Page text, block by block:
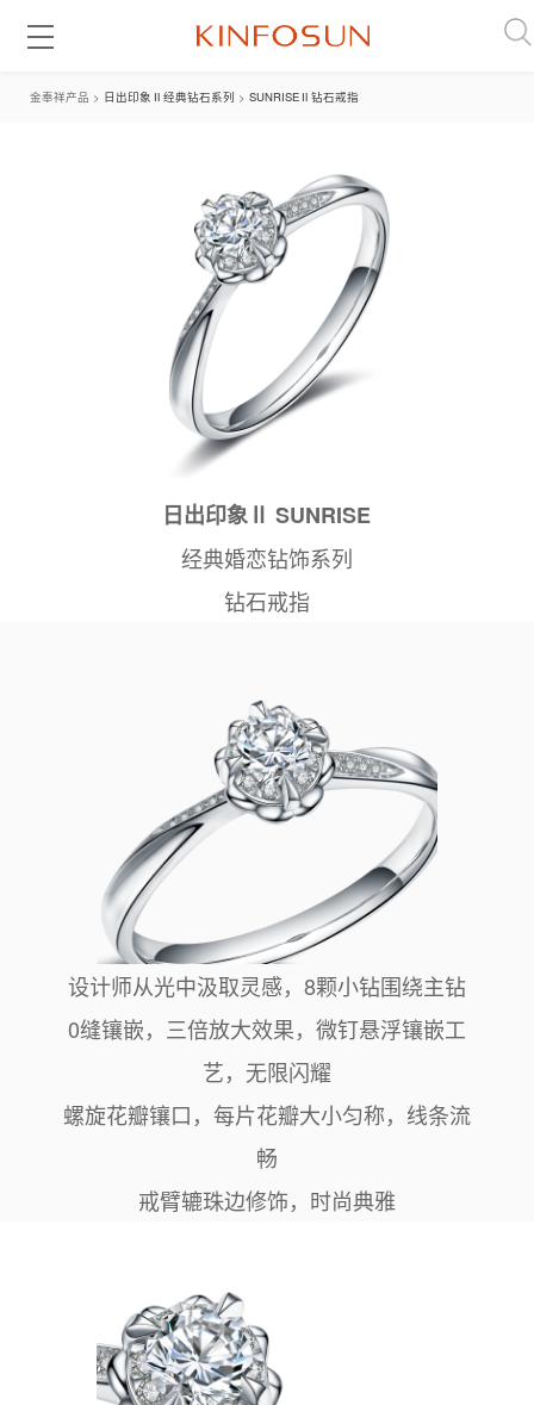
金奉祥产品 > 日出印象Ⅱ经典钻石系列 > SUNRISEⅡ钻石戒指
日出印象Ⅱ SUNRISE
经典婚恋钻饰系列
钻石戒指
设计师从光中汲取灵感，8颗小钻围绕主钻
0缝镶嵌，三倍放大效果，微钉悬浮镶嵌工
艺，无限闪耀
螺旋花瓣镶口，每片花瓣大小匀称，线条流
畅
戒臂辘珠边修饰，时尚典雅